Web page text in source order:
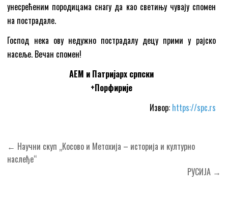
унесрећеним породицама снагу да као светињу чувају спомен
на пострадале.
Господ нека ову недужно пострадалу децу прими у рајско
насеље. Вечан спомен!
АЕМ и Патријарх српски
+Порфирије
Извор: https://spc.rs
Кретање
чланка
← Научни скуп „Косово и Mетохија – историја и културно
наслеђe“
РУСИЈА →